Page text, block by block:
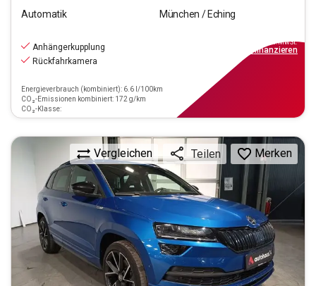
Automatik München / Eching
Anhängerkupplung
Rückfahrkamera
Energieverbrauch (kombiniert): 6.6 l/100km
CO₂-Emissionen kombiniert: 172 g/km
CO₂-Klasse:
inkl.MwSt.
finanzieren
Vergleichen Teilen Merken